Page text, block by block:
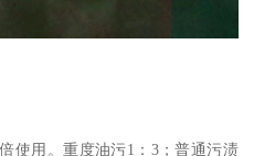
使用。重度油污1：3；普通污渍